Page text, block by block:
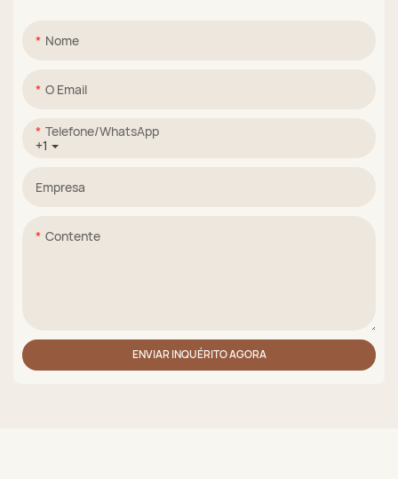
Nome
O Email
+1
Telefone/WhatsApp
Empresa
Contente
ENVIAR INQUÉRITO AGORA